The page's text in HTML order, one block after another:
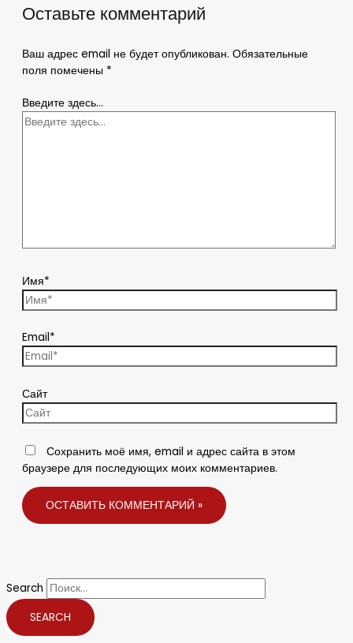
Оставьте комментарий
Ваш адрес email не будет опубликован. Обязательные
поля помечены *
Введите здесь...
Имя*
Email*
Сайт
Сохранить моё имя, email и адрес сайта в этом
браузере для последующих моих комментариев.
Search
SEARCH